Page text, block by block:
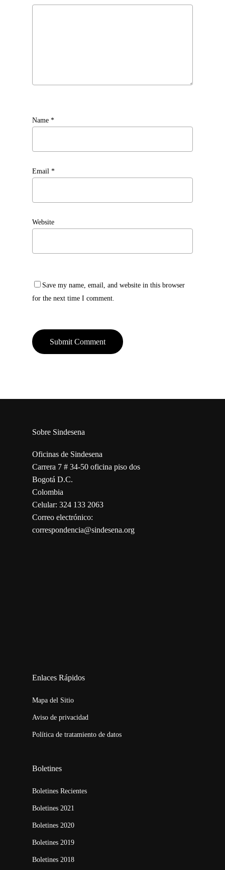
Name *
Email *
Website
Save my name, email, and website in this browser
for the next time I comment.
Sobre Sindesena
Oficinas de Sindesena
Carrera 7 # 34-50 oficina piso dos
Bogotá D.C.
Colombia
Celular: 324 133 2063
Correo electrónico:
correspondencia@sindesena.org
Enlaces Rápidos
Mapa del Sitio
Aviso de privacidad
Política de tratamiento de datos
Boletines
Boletines Recientes
Boletines 2021
Boletines 2020
Boletines 2019
Boletines 2018